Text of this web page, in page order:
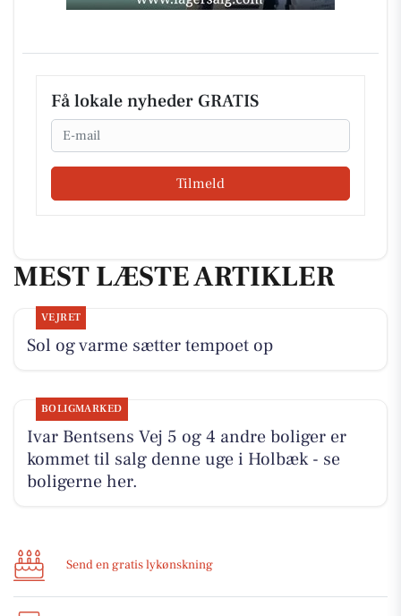
Få lokale nyheder GRATIS
Email
Tilmeld
MEST LÆSTE ARTIKLER
VEJRET
Sol og varme sætter tempoet op
BOLIGMARKED
Ivar Bentsens Vej 5 og 4 andre boliger er
kommet til salg denne uge i Holbæk - se
boligerne her.
Send en gratis lykønskning